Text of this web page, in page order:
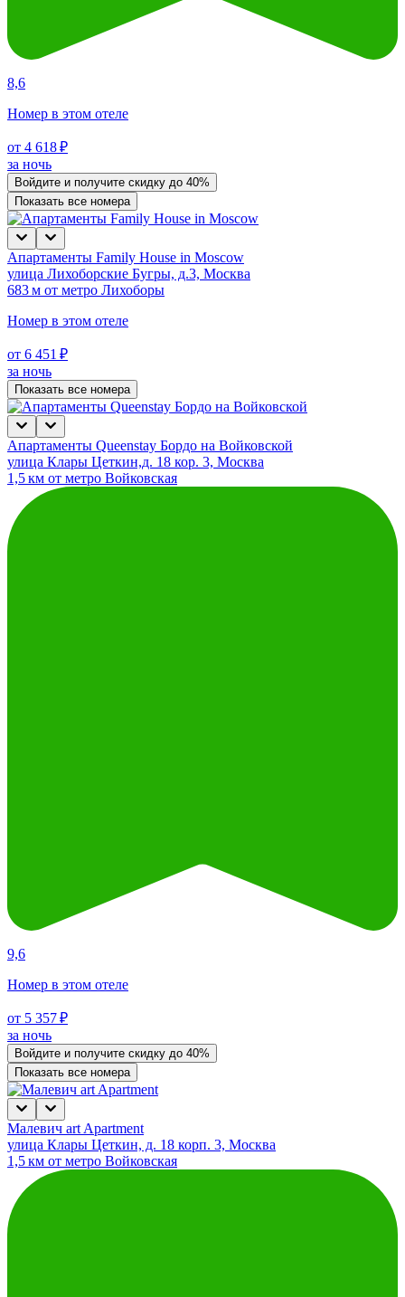
8,6
Номер в этом отеле
от 4 618 ₽
за ночь
Войдите и получите скидку до 40%
Показать все номера
Апартаменты Family House in Moscow
улица Лихоборские Бугры, д.3, Москва
683 м от метро Лихоборы
Номер в этом отеле
от 6 451 ₽
за ночь
Показать все номера
Апартаменты Queenstay Бордо на Войковской
улица Клары Цеткин,д. 18 кор. 3, Москва
1,5 км от метро Войковская
9,6
Номер в этом отеле
от 5 357 ₽
за ночь
Войдите и получите скидку до 40%
Показать все номера
Малевич art Apartment
улица Клары Цеткин, д. 18 корп. 3, Москва
1,5 км от метро Войковская